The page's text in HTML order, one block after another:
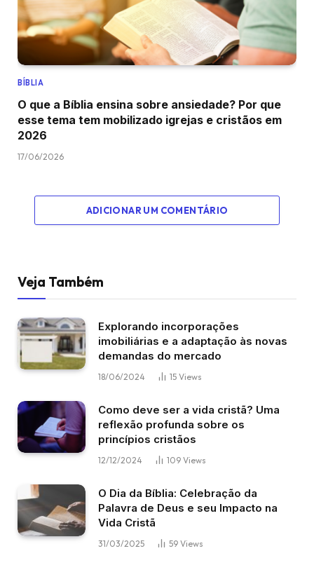
BÍBLIA
O que a Bíblia ensina sobre ansiedade? Por que
esse tema tem mobilizado igrejas e cristãos em
2026
17/06/2026
ADICIONAR UM COMENTÁRIO
Veja Também
Explorando incorporações
imobiliárias e a adaptação às novas
demandas do mercado
18/06/2024 15 Views
Como deve ser a vida cristã? Uma
reflexão profunda sobre os
princípios cristãos
12/12/2024 109 Views
O Dia da Bíblia: Celebração da
Palavra de Deus e seu Impacto na
Vida Cristã
31/03/2025 59 Views